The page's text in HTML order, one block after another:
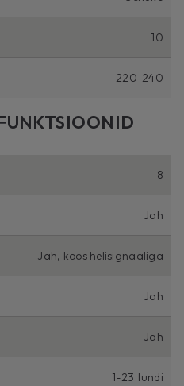
10
220-240
8
Jah
Jah, koos helisignaaliga
Jah
Jah
1-23 tundi